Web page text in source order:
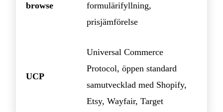
browse
formulärifyllning,
prisjämförelse
UCP
Universal Commerce
Protocol, öppen standard
samutvecklad med Shopify,
Etsy, Wayfair, Target